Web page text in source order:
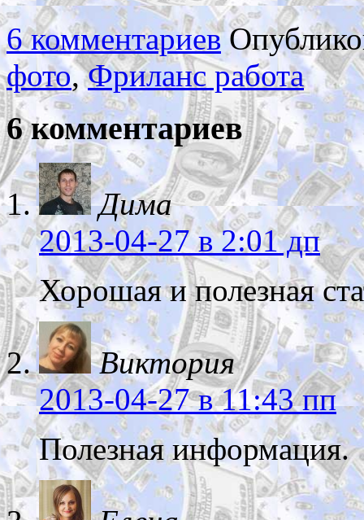
6 комментариев
фото,Фриланс работа
6 комментариев
Дима
2013-04-27в 2:01 дп
Хорошая и полезная
Виктория
2013-04-27в 11:43 пп
Полезная информация.